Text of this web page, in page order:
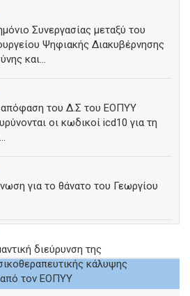
Συνεργασίας μεταξύ του
Ψηφιακής Διακυβέρνησης
και...
του Δ.Σ του ΕΟΠΥΥ
οι κωδικοί icd10 για τη
για το θάνατο του Γεωργίου
διεύρυνση της
κάλυψης
τον ΕΟΠΥΥ